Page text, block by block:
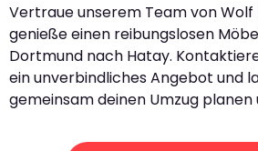
Vertraue unserem Team von Wolf
genieße einen reibungslosen
Dortmund nach Hatay.
ein unverbindliches Angebot und
gemeinsam deinen Umzug